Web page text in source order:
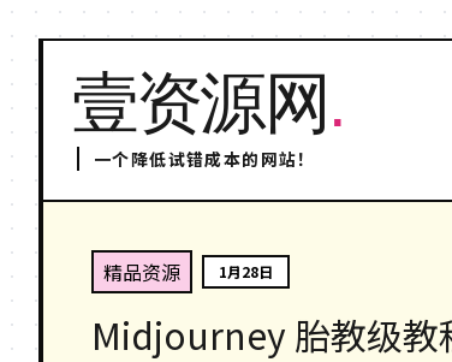
壹资源网.
一个降低试错成本的网站！
精品资源 1月28日
Midjourney 胎教级教